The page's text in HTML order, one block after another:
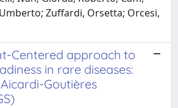
Zuffardi, Orsetta; Orcesi,
Centered approach to
in rare diseases:
Goutières